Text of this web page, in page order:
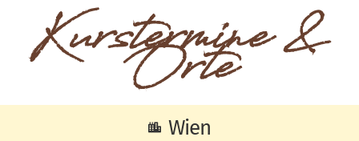
Kurstermine &
Orte
Wien